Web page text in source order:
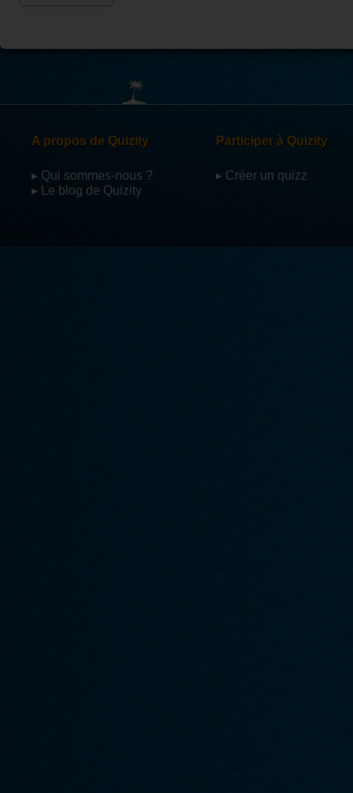
A propos de Quizity
▸ Qui sommes-nous ?
▸ Le blog de Quizity
Participer à Quizity
▸ Créer un quizz